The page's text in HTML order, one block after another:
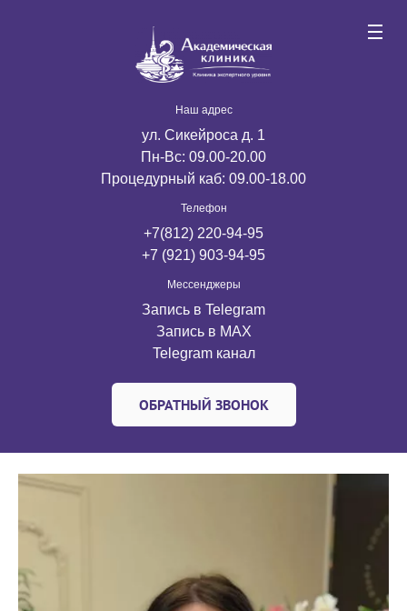
Наш адрес
ул. Сикейроса д. 1
Пн-Вс: 09.00-20.00
Процедурный каб: 09.00-18.00
Телефон
+7(812) 220-94-95
+7 (921) 903-94-95
Мессенджеры
Запись в Telegram
Запись в MАX
Telegram канал
ОБРАТНЫЙ ЗВОНОК